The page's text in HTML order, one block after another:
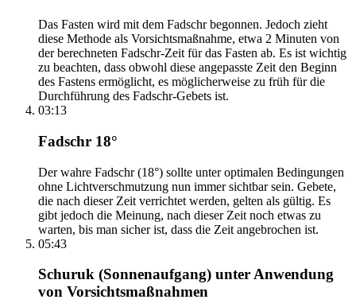
Das Fasten wird mit dem Fadschr begonnen. Jedoch zieht
diese Methode als Vorsichtsmaßnahme, etwa 2 Minuten von
der berechneten Fadschr-Zeit für das Fasten ab. Es ist wichtig
zu beachten, dass obwohl diese angepasste Zeit den Beginn
des Fastens ermöglicht, es möglicherweise zu früh für die
Durchführung des Fadschr-Gebets ist.
03:13
Fadschr 18°
Der wahre Fadschr (18°) sollte unter optimalen Bedingungen
ohne Lichtverschmutzung nun immer sichtbar sein. Gebete,
die nach dieser Zeit verrichtet werden, gelten als gültig. Es
gibt jedoch die Meinung, nach dieser Zeit noch etwas zu
warten, bis man sicher ist, dass die Zeit angebrochen ist.
05:43
Schuruk (Sonnenaufgang) unter Anwendung
von Vorsichtsmaßnahmen